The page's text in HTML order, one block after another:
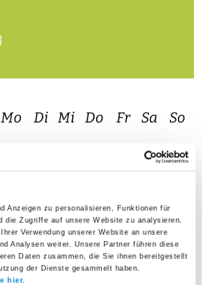
Anzeigen zu personalisieren, Funktionen für
die Zugriffe auf unsere Website zu analysieren.
Verwendung unserer Website an unsere
Analysen weiter. Unsere Partner führen diese
Daten zusammen, die Sie ihnen bereitgestellt
der Dienste gesammelt haben.
hier.
Mo Di Mi Do Fr Sa
So
1
2
10
11 12 13 14 15
17
18 19 20 21 22
23
24
25 26 27 28